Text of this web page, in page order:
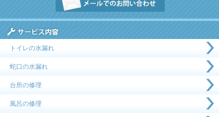
トイレの水漏れ
蛇口の水漏れ
台所の修理
風呂の修理